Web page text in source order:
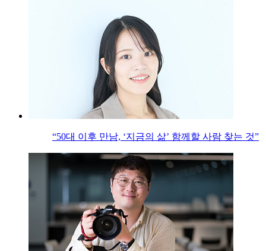
“50대 이후 만남, ‘지금의 삶’ 함께할 사람 찾는 것”